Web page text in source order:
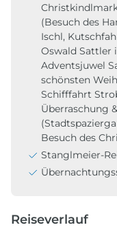
(Besuch des
Ischl,
Oswald Sattler
Adventsjuwel
schönsten
Schifffahrt
Überraschung
Besuch des
Stanglmeier-
Reiseverlauf